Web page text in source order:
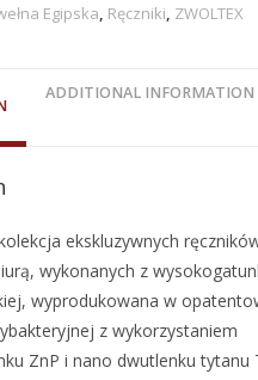
Egipska, Ręczniki, ZWOLTEX
ADDITIONAL INFORMATION
ekskluzywnych
wykonanych z
wyprodukowana w
z wykorzystaniem
ZnP i nano dwutlenku tytanu